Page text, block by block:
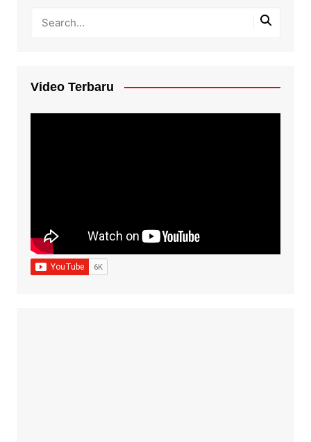
Video Terbaru